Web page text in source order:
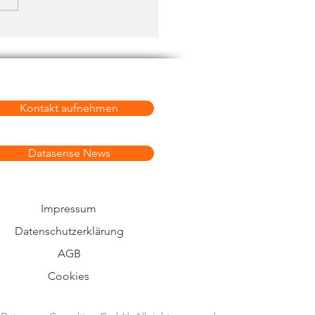
Kontakt aufnehmen
Datasense News
Impressum
Datenschutzerklärung
AGB
Cookies